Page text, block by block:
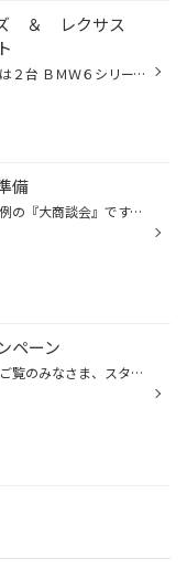
＆ レクサス
本日のアライメントは２台 ＢＭＷ６シリーズ（Ｅ６４）とレクサスＩＳ３００ｈです。 ２台ともリアタイヤの内減りということで 測定＆調整をしました。 写真は６シリーズのリアの調整部分です。 キャンバーを起こして、トゥをインに向けて完成です。
備
いよいよ明日は、恒例の『大商談会』です。 今日は準備の為に産業展示館２号館に行ってきました。 タイヤやホイールを展示したり景品を並べたり、結構大変な作業ですが さすがに年数を重ねてきてるので、みんなの手際がよく あっという間に出来上がりました。 ４号館で『北陸ラーメン博』を開催して...
ペーン
当店ホームページをご覧のみなさま、スタッドレスタイヤの準備は整ってますか？ ただいま当店では、ブリザックシリーズのスタッドレスタイヤ『ＶＲＸ』・『ＲＥＶＯ ＧＺ』を４本お買い上げの方に抽選で景品が当たるキャンペーンを行ってます。 さらに１０月３０日までに『ブリザックＶＲＸ』４本...